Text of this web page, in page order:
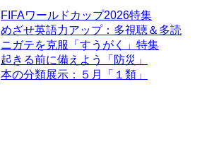
FIFAワールドカップ2026特集
めざせ英語力アップ：多視聴＆多読
ニガテを克服「すうがく」特集
起きる前に備えよう「防災」
本の分類展示：５月「１類」